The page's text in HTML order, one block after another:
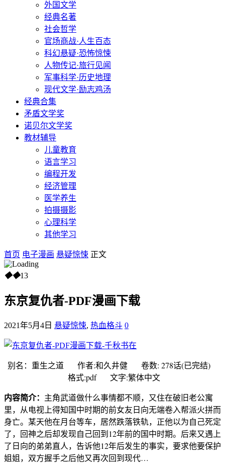
外国文学
经典名著
社会哲学
官场商战·人生百态
科幻悬疑·恐怖惊悚
人物传记·旅行见闻
军事科学·历史地理
现代文学·励志鸡汤
经典合集
矛盾文学奖
诺贝尔文学奖
教材辅导
儿童教育
语言学习
编程开发
经济管理
医学养生
拍摄摄影
心理科学
其他学习
首页 电子漫画 悬疑惊悚 正文
◆◆13
东京复仇者-PDF漫画下载
2021年5月4日 悬疑惊悚, 热血格斗 0
别名：重生之道 作者:和久井健 卷数: 278话(已完结)
格式:pdf 文字:繁体中文
内容简介： 主角武道做什么事情都不顺，又住在破旧老公寓
里，从电视上得知国中时期的前女友日向无端卷入帮派火拼而
身亡。某天他在月台等车，居然跌落铁轨，正他以为自己死定
了，回神之后却发现自己回到12年前的国中时期。后来又遇上
了日向的弟弟直人，告诉他12年后发生的事实，要求他要保护
姐姐，双方握手之后他又再次回到现代…